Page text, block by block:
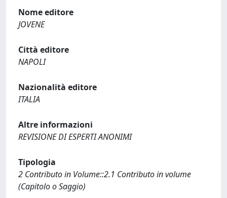
Nome editore
JOVENE
Città editore
NAPOLI
Nazionalità editore
ITALIA
Altre informazioni
REVISIONE DI ESPERTI ANONIMI
Tipologia
2 Contributo in Volume::2.1 Contributo in volume
(Capitolo o Saggio)